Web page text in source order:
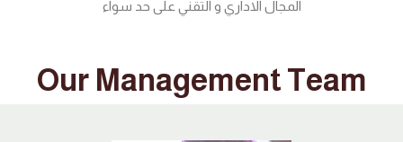
المجال الاداري و التقني على حد سواء
Our Management Team